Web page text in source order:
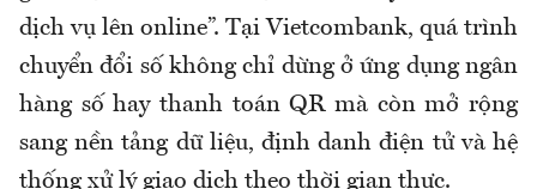
dịch vụ lên online”. Tại Vietcombank, quá trình
chuyển đổi số không chỉ dừng ở ứng dụng ngân
hàng số hay thanh toán QR mà còn mở rộng
sang nền tảng dữ liệu, định danh điện tử và hệ
thống xử lý giao dịch theo thời gian thực.